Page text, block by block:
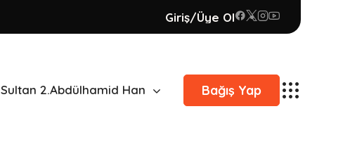
Giriş/Üye Ol
Sultan 2.Abdülhamid Han Bağış Yap